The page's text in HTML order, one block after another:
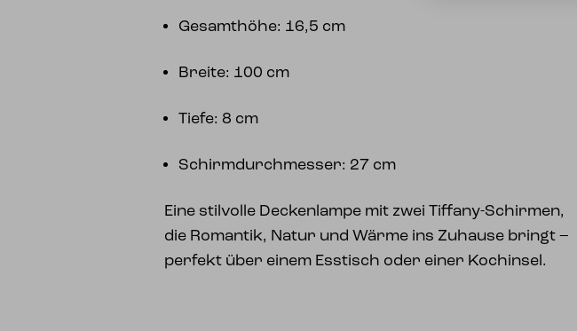
Gesamthöhe: 16,5 cm
Breite: 100 cm
Tiefe: 8 cm
Schirmdurchmesser: 27 cm
Eine stilvolle Deckenlampe mit zwei Tiffany-Schirmen,
die Romantik, Natur und Wärme ins Zuhause bringt –
perfekt über einem Esstisch oder einer Kochinsel.